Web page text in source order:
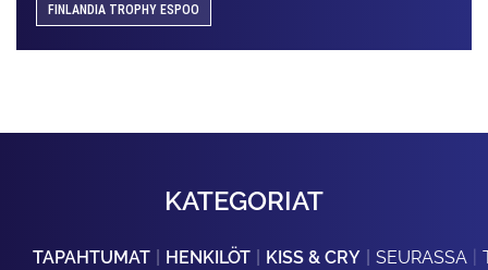
FINLANDIA TROPHY ESPOO
KATEGORIAT
TAPAHTUMAT HENKILÖT KISS & CRY SEURASSA